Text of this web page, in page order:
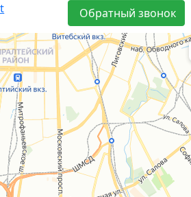
Обратный звонок